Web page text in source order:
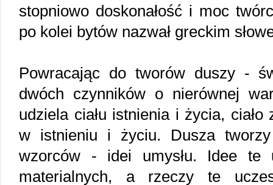
stopniowo doskonałość i moc
po kolei bytów nazwał greckim
Powracając do tworów duszy -
dwóch czynników o nierównej
udziela ciału istnienia i życia,
w istnieniu i życiu. Dusza tworzy
wzorców - idei umysłu. Idee te
materialnych, a rzeczy te